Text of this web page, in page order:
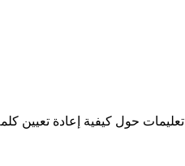
حول كيفية إعادة تعيين